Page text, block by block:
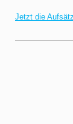
Jetzt die